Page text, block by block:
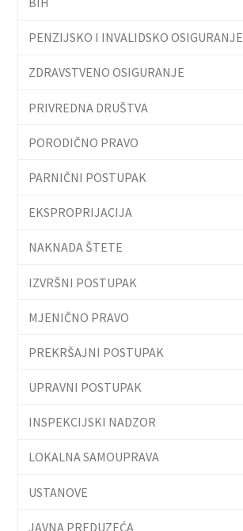
PENZIJSKO I INVALIDSKO OSIGURANJE
ZDRAVSTVENO OSIGURANJE
PRIVREDNA DRUŠTVA
PORODIČNO PRAVO
PARNIČNI POSTUPAK
EKSPROPRIJACIJA
NAKNADA ŠTETE
IZVRŠNI POSTUPAK
MJENIČNO PRAVO
PREKRŠAJNI POSTUPAK
UPRAVNI POSTUPAK
INSPEKCIJSKI NADZOR
LOKALNA SAMOUPRAVA
USTANOVE
JAVNA PREDUZEĆA